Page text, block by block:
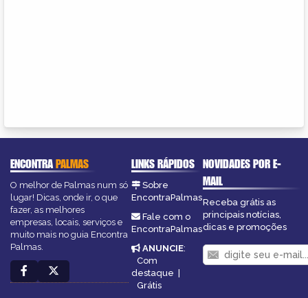
ENCONTRAPALMAS
O melhor de Palmas num só
lugar! Dicas, onde ir, o que
fazer, as melhores
empresas, locais, serviços e
muito mais no guia Encontra
Palmas.
LINKS RÁPIDOS
Sobre
EncontraPalmas
Fale com o
EncontraPalmas
ANUNCIE:
Com
destaque
Grátis
NOVIDADES POR E-
MAIL
Receba grátis as
principais notícias,
dicas e promoções